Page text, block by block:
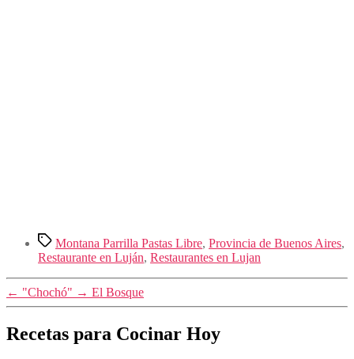
Etiquetas
Montana Parrilla Pastas Libre, Provincia de Buenos Aires,
Restaurante en Luján, Restaurantes en Lujan
← "Chochó" → El Bosque
Recetas para Cocinar Hoy